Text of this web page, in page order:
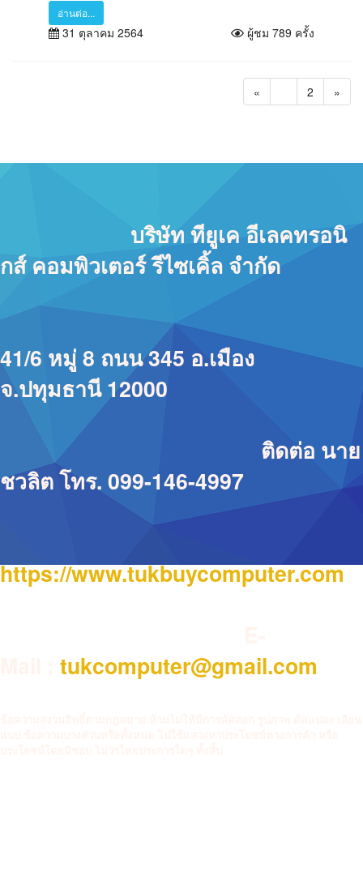
อ่านต่อ...
31 ตุลาคม 2564 ผู้ชม 789 ครั้ง
« 2 »
บริษัท ทียูเค อีเลคทรอนิ
กส์ คอมพิวเตอร์ รีไซเคิ้ล จำกัด
41/6 หมู่ 8 ถนน 345 อ.เมือง
จ.ปทุมธานี 12000
ติดต่อ นาย
ชวลิต โทร. 099-146-4997
https://www.tukbuycomputer.com
tukcomputer@gmail.com